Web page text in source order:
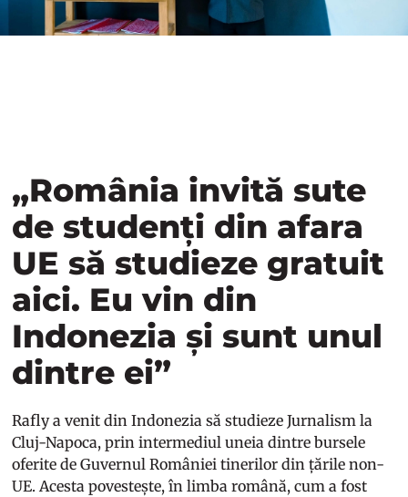
„România invită sute
de studenți din afara
UE să studieze gratuit
aici. Eu vin din
Indonezia și sunt unul
dintre ei”
Rafly a venit din Indonezia să studieze Jurnalism la
Cluj-Napoca, prin intermediul uneia dintre bursele
oferite de Guvernul României tinerilor din țările non-
UE. Acesta povestește, în limba română, cum a fost